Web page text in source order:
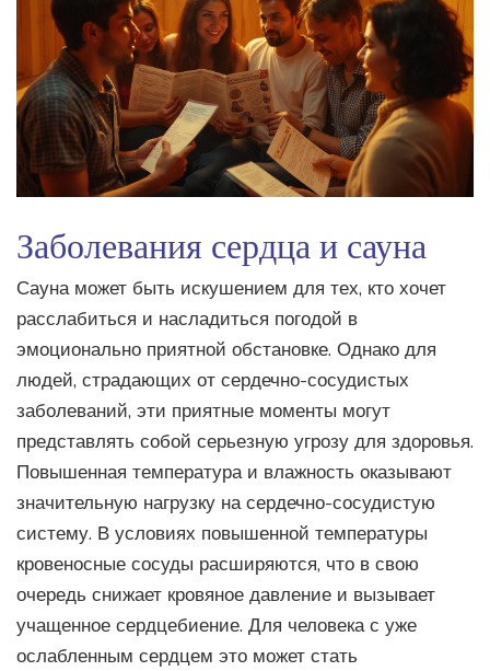
Заболевания сердца и сауна
Сауна может быть искушением для тех, кто хочет
расслабиться и насладиться погодой в
эмоционально приятной обстановке. Однако для
людей, страдающих от сердечно-сосудистых
заболеваний, эти приятные моменты могут
представлять собой серьезную угрозу для здоровья.
Повышенная температура и влажность оказывают
значительную нагрузку на сердечно-сосудистую
систему. В условиях повышенной температуры
кровеносные сосуды расширяются, что в свою
очередь снижает кровяное давление и вызывает
учащенное сердцебиение. Для человека с уже
ослабленным сердцем это может стать